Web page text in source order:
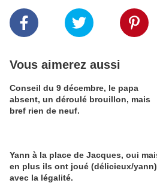
Vous aimerez aussi
Conseil du 9 décembre, le papa
absent, un déroulé brouillon, mais
bref rien de neuf.
Yann à la place de Jacques, oui mais
en plus ils ont joué (délicieux/yann)
avec la légalité.